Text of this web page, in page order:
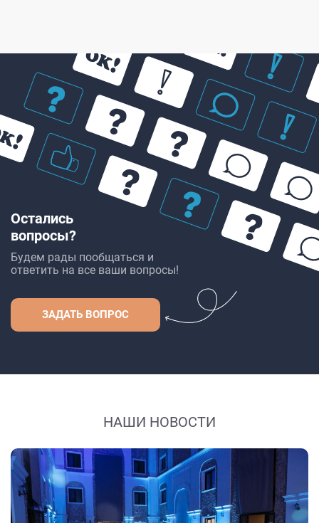
Остались
вопросы?
Будем рады пообщаться и
ответить на все ваши вопросы!
ЗАДАТЬ ВОПРОС
НАШИ НОВОСТИ